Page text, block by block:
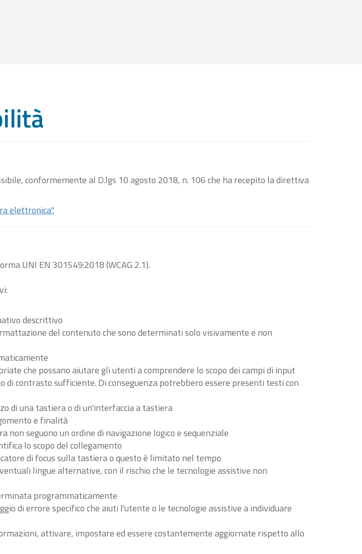
conformemente al D.lgs 10 agosto 2018, n. 106 che ha recepito la direttiva
elettronica".
UNI EN 301549:2018 (WCAG 2.1).
descrittivo
del contenuto che sono determinati solo visivamente e non
che possano aiutare gli utenti a comprendere lo scopo dei campi di input
contrasto sufficiente. Di conseguenza potrebbero essere presenti testi con
di una tastiera o di un'interfaccia a tastiera
e finalità
seguono un ordine di navigazione logico e sequenziale
lo scopo del collegamento
di focus sulla tastiera o questo è limitato nel tempo
lingue alternative, con il rischio che le tecnologie assistive non
programmaticamente
di errore specifico che aiuti l'utente o le tecnologie assistive a individuare
attivare, impostare ed essere costantemente aggiornate rispetto allo